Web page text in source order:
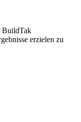
BuildTak
erzielen zu